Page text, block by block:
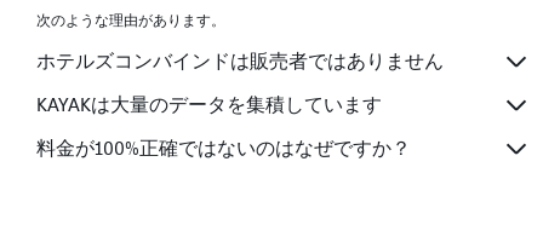
次のような理由があります。
ホテルズコンバインドは販売者ではありません
KAYAKは大量のデータを集積しています
料金が100%正確ではないのはなぜですか？